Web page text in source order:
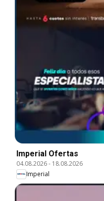
Imperial Ofertas
04.08.2026- 18.08.2026
Imperial